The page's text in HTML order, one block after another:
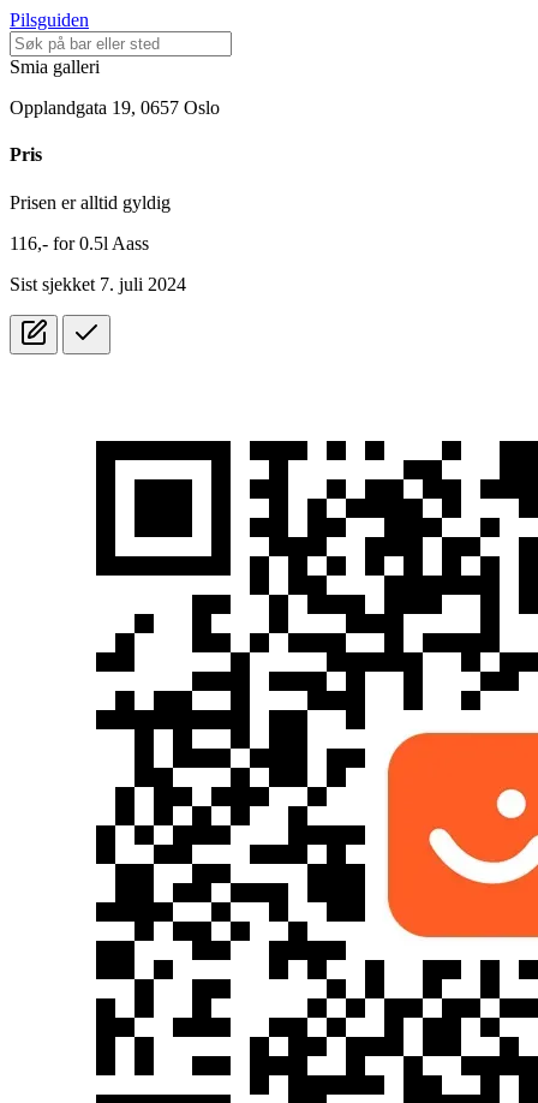
Pilsguiden
Smia galleri
Opplandgata 19, 0657 Oslo
Pris
Prisen er alltid gyldig
116,- for0.5l Aass
Sist sjekket 7. juli 2024